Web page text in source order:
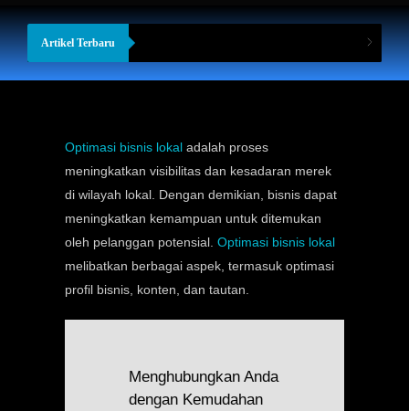
Artikel Terbaru
Optimasi bisnis lokaladalah proses
meningkatkan visibilitas dan kesadaran merek
di wilayah lokal. Dengan demikian, bisnis dapat
meningkatkan kemampuan untuk ditemukan
oleh pelanggan potensial. Optimasi bisnis lokal
melibatkan berbagai aspek, termasuk optimasi
profil bisnis, konten, dan tautan.
Menghubungkan Anda
dengan Kemudahan